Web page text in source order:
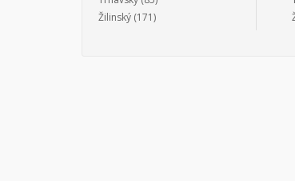
Žilinský (171)